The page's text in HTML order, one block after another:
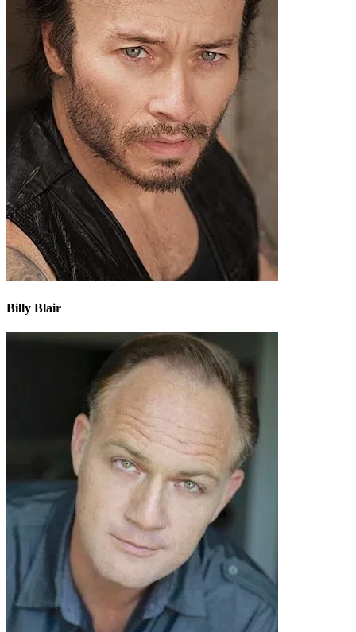
Billy Blair